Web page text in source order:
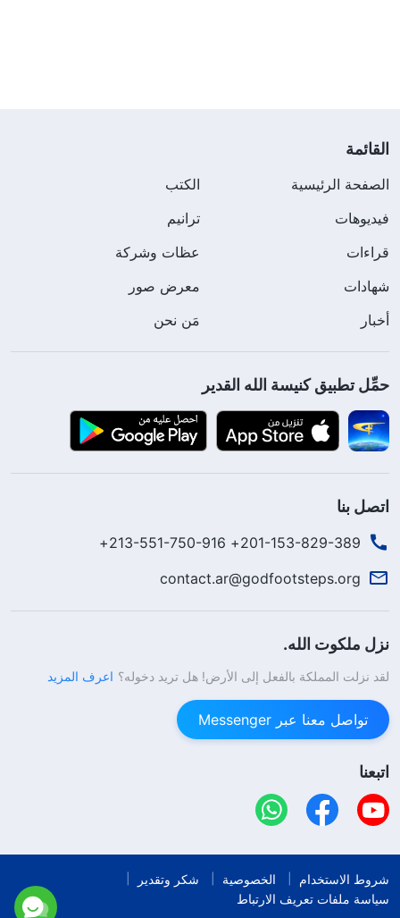
القائمة
الصفحة الرئيسية
الكتب
فيديوهات
ترانيم
قراءات
عظات وشركة
شهادات
معرض صور
أخبار
مَن نحن
حمِّل تطبيق كنيسة الله القدير
اتصل بنا
201-153-829-389+ 213-551-750-916+
contact.ar@godfootsteps.org
نزل ملكوت الله.
لقد نزلت المملكة بالفعل إلى الأرض! هل تريد دخوله؟ اعرف المزيد
تواصل معنا عبر Messenger
اتبعنا
شروط الاستخدام الخصوصية
شكر وتقدير
سياسة ملفات تعريف الارتباط